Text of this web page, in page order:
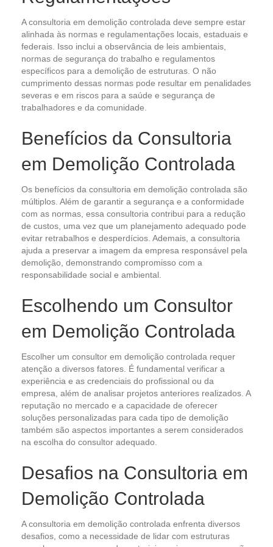
A consultoria em demolição controlada deve sempre estar
alinhada às normas e regulamentações locais, estaduais e
federais. Isso inclui a observância de leis ambientais,
normas de segurança do trabalho e regulamentos
específicos para a demolição de estruturas. O não
cumprimento dessas normas pode resultar em penalidades
severas e em riscos para a saúde e segurança de
trabalhadores e da comunidade.
Benefícios da Consultoria
em Demolição Controlada
Os benefícios da consultoria em demolição controlada são
múltiplos. Além de garantir a segurança e a conformidade
com as normas, essa consultoria contribui para a redução
de custos, uma vez que um planejamento adequado pode
evitar retrabalhos e desperdícios. Ademais, a consultoria
ajuda a preservar a imagem da empresa responsável pela
demolição, demonstrando compromisso com a
responsabilidade social e ambiental.
Escolhendo um Consultor
em Demolição Controlada
Escolher um consultor em demolição controlada requer
atenção a diversos fatores. É fundamental verificar a
experiência e as credenciais do profissional ou da
empresa, além de analisar projetos anteriores realizados. A
reputação no mercado e a capacidade de oferecer
soluções personalizadas para cada tipo de demolição
também são aspectos importantes a serem considerados
na escolha do consultor adequado.
Desafios na Consultoria em
Demolição Controlada
A consultoria em demolição controlada enfrenta diversos
desafios, como a necessidade de lidar com estruturas